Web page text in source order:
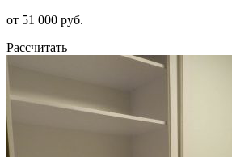
от 51 000 руб.
Рассчитать